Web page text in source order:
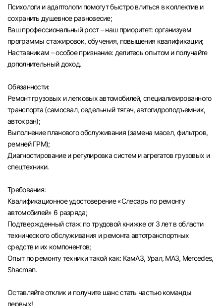
Психологи и адаптологи помогут быстро влиться в коллектив и
сохранить душевное равновесие;
Ваш профессиональный рост – наш приоритет: организуем
программы стажировок, обучения, повышения квалификации;
Наставникам – особое признание: делитесь опытом и получайте
дополнительный доход.
Обязанности:
Ремонт грузовых и легковых автомобилей, специализированного
транспорта (самосвал, седельный тягач, автогидроподъемник,
автокран);
Выполнение планового обслуживания (замена масел, фильтров,
ремней ГРМ);
Диагностирование и регулировка систем и агрегатов грузовых и
спецтехники.
Требования:
Квалификационное удостоверение «Слесарь по ремонту
автомобилей» 6 разряда;
Подтвержденный стаж по трудовой книжке от 3 лет в области
технического обслуживания и ремонта автотранспортных
средств и их компонентов;
Опыт по ремонту техники такой как: КамАЗ, Урал, МАЗ, Mercedes,
Shacman.
Оставляйте отклик и получите шанс стать частью команды
первых!